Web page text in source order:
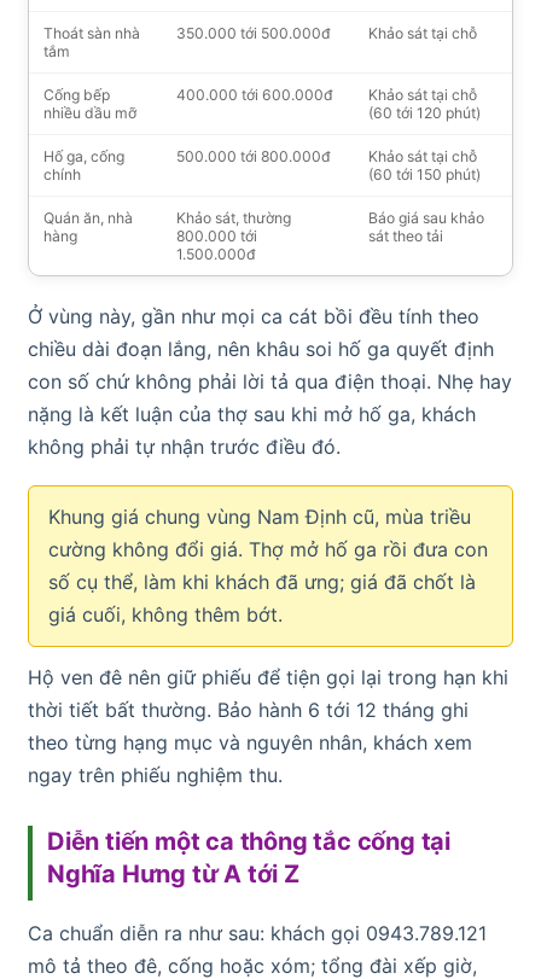
Thoát sàn nhà
tắm
350.000 tới 500.000đ Khảo sát tại chỗ
Cống bếp
nhiều dầu mỡ
400.000 tới 600.000đ
Khảo sát tại chỗ
(60 tới 120 phút)
Hố ga, cống
chính
500.000 tới 800.000đ
Khảo sát tại chỗ
(60 tới 150 phút)
Quán ăn, nhà
hàng
Khảo sát, thường
800.000 tới
1.500.000đ
Báo giá sau khảo
sát theo tải
Ở vùng này, gần như mọi ca cát bồi đều tính theo
chiều dài đoạn lắng, nên khâu soi hố ga quyết định
con số chứ không phải lời tả qua điện thoại. Nhẹ hay
nặng là kết luận của thợ sau khi mở hố ga, khách
không phải tự nhận trước điều đó.
Khung giá chung vùng Nam Định cũ, mùa triều
cường không đổi giá. Thợ mở hố ga rồi đưa con
số cụ thể, làm khi khách đã ưng; giá đã chốt là
giá cuối, không thêm bớt.
Hộ ven đê nên giữ phiếu để tiện gọi lại trong hạn khi
thời tiết bất thường. Bảo hành 6 tới 12 tháng ghi
theo từng hạng mục và nguyên nhân, khách xem
ngay trên phiếu nghiệm thu.
Diễn tiến một ca thông tắc cống tại
Nghĩa Hưng từ A tới Z
Ca chuẩn diễn ra như sau: khách gọi 0943.789.121
mô tả theo đê, cống hoặc xóm; tổng đài xếp giờ,